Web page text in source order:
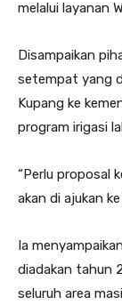
melalui layanan
Disampaikan
setempat yang
Kupang ke
program irigasi
“Perlu proposal
akan di ajukan
Ia
diadakan tahun
seluruh area